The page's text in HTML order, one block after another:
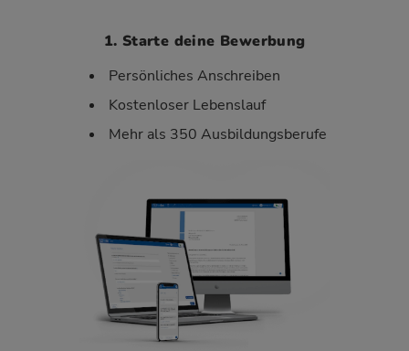
1. Starte deine Bewerbung
Persönliches Anschreiben
Kostenloser Lebenslauf
Mehr als 350 Ausbildungsberufe